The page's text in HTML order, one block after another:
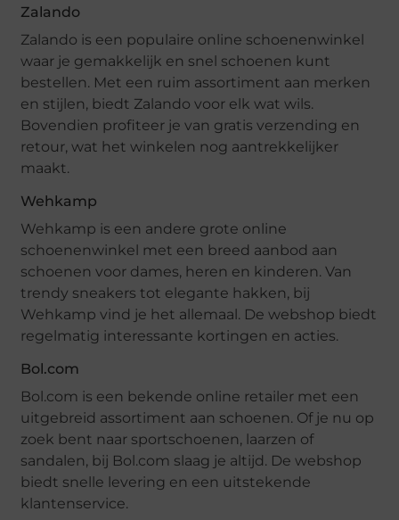
Zalando
Zalando is een populaire online schoenenwinkel
waar je gemakkelijk en snel schoenen kunt
bestellen. Met een ruim assortiment aan merken
en stijlen, biedt Zalando voor elk wat wils.
Bovendien profiteer je van gratis verzending en
retour, wat het winkelen nog aantrekkelijker
maakt.
Wehkamp
Wehkamp is een andere grote online
schoenenwinkel met een breed aanbod aan
schoenen voor dames, heren en kinderen. Van
trendy sneakers tot elegante hakken, bij
Wehkamp vind je het allemaal. De webshop biedt
regelmatig interessante kortingen en acties.
Bol.com
Bol.com is een bekende online retailer met een
uitgebreid assortiment aan schoenen. Of je nu op
zoek bent naar sportschoenen, laarzen of
sandalen, bij Bol.com slaag je altijd. De webshop
biedt snelle levering en een uitstekende
klantenservice.